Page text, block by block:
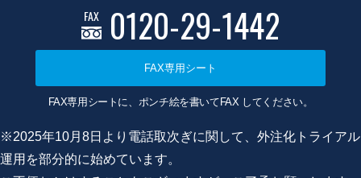
FAX 0120-29-1442
FAX専用シート
FAX専用シートに、ポンチ絵を書いてFAX してください。
※2025年10月8日より電話取次ぎに関して、外注化トライアル
運用を部分的に始めています。